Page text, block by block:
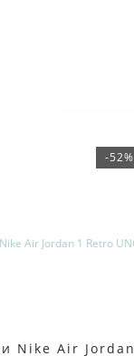
-52%
Nike Air Jordan